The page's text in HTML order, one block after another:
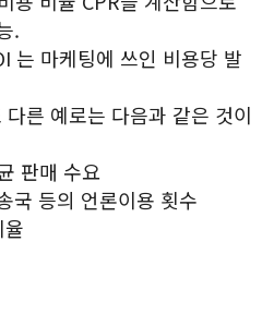
.
는 마케팅에 쓰인 비용당 발
른 예로는 다음과 같은 것이
판매 수요
국 등의 언론이용 횟수